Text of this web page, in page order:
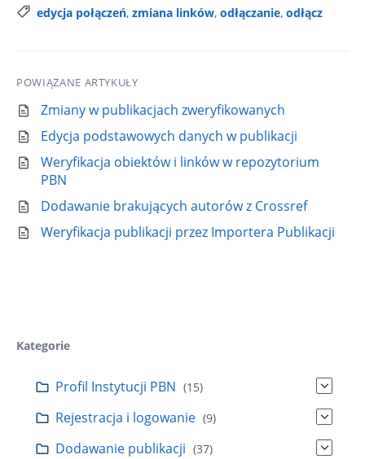
a
o
r
a
T
:
edycja połączeń, zmiana linków, odłączanie, odłącz
POWIĄZANE ARTYKUŁY
Zmiany w publikacjach zweryfikowanych
Edycja podstawowych danych w publikacji
Weryfikacja obiektów i linków w repozytorium
PBN
Dodawanie brakujących autorów z Crossref
Weryfikacja publikacji przez Importera Publikacji
Kategorie
Profil Instytucji PBN (15)
Rejestracja i logowanie (9)
Dodawanie publikacji (37)